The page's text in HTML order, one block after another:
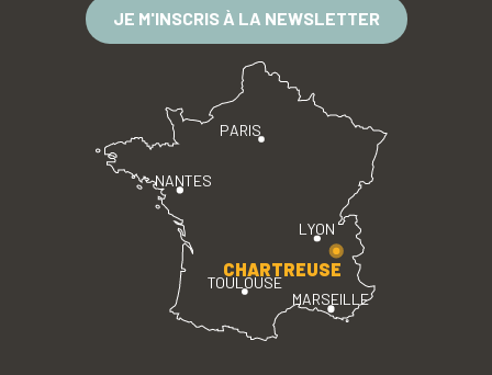
JE M'INSCRIS À LA NEWSLETTER
PARIS
LYON
TOULOUSE
MARSEILLE
NANTES
CHARTREUSE